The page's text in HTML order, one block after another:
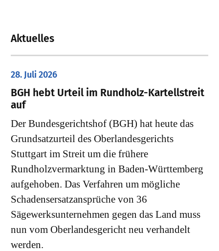
Aktuelles
28. Juli 2026
​BGH hebt Urteil im Rundholz-Kartellstreit
auf
Der Bundesgerichtshof (BGH) hat heute das
Grundsatzurteil des Oberlandesgerichts
Stuttgart im Streit um die frühere
Rundholzvermarktung in Baden-Württemberg
aufgehoben. Das Verfahren um mögliche
Schadensersatzansprüche von 36
Sägewerksunternehmen gegen das Land muss
nun vom Oberlandesgericht neu verhandelt
werden.